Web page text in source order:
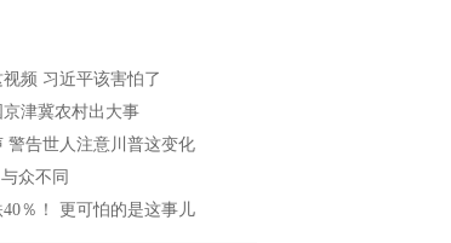
频 习近平该害怕了
津冀农村出大事
警告世人注意川普这变化
众不同
％！ 更可怕的是这事儿